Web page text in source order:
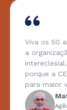
Viva os 50
a
porque a
para maior